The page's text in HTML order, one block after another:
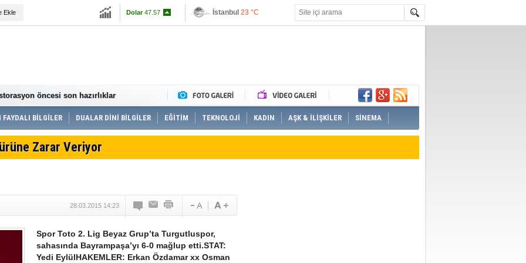
Ekle Dolar47.57 İstanbul 23 °C
yaygınlaşıyor
itfaiye kurtardı
öncesi son hazırlıklar
çarptı o anlar güvenlik kamerasına
bayrak çekildi
risk taşıyor”
3 yaralı
men edildi
işlem yapıldı 5’i tutuklandı
17 şahıs tutuklandı
FAYDALI BİLGİLER DUALAR DİNİ BİLGİLER EĞİTİM TEKNOLOJİ KADIN AŞK & İLİŞKİLER SİNEMA
Zarar Veriyor
28.03.2015 14:23
Spor Toto 2. Lig Beyaz Grup’ta Turgutluspor,
sahasında Bayrampaşa’yı 6-0 mağlup etti.STAT:
Yedi EylülHAKEMLER: Erkan Özdamar xx Osman